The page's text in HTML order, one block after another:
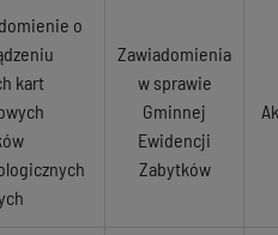
o
kart
Zawiadomienia
w sprawie
Gminnej
Ewidencji
Zabytków